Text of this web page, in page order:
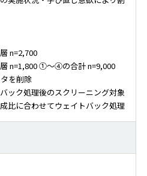
n=2,700
n=1,800 ①～④の合計 n=9,000
を削除
ック処理後のスクリーニング対象
に合わせてウェイトバック処理